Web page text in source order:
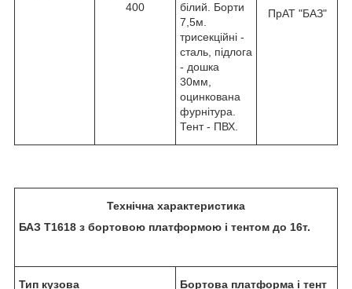
400
білий. Борти
7,5м.
трисекційні -
сталь, підлога
- дошка
30мм,
оцинкована
фурнітура.
Тент - ПВХ.
ПрАТ "БАЗ"
Технічна характеристика
БАЗ Т1618 з бортовою платформою і тентом до 16т.
Тип кузова Бортова платформа і тент